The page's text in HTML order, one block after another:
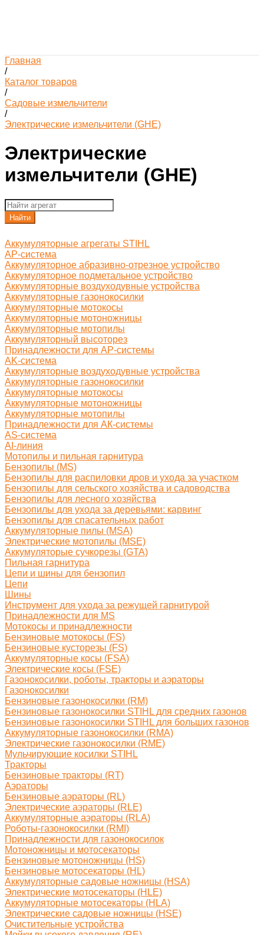
Главная
/
Каталог товаров
/
Садовые измельчители
/
Электрические измельчители (GHE)
Электрические
измельчители (GHE)
Найти
Аккумуляторные агрегаты STIHL
AP-система
Аккумуляторное абразивно-отрезное устройство
Аккумуляторное подметальное устройство
Аккумуляторные воздуходувные устройства
Аккумуляторные газонокосилки
Аккумуляторные мотокосы
Аккумуляторные мотоножницы
Аккумуляторные мотопилы
Аккумуляторный высоторез
Принадлежности для AP-системы
AK-система
Аккумуляторные воздуходувные устройства
Аккумуляторные газонокосилки
Аккумуляторные мотокосы
Аккумуляторные мотоножницы
Аккумуляторные мотопилы
Принадлежности для АК-системы
AS-система
AI-линия
Мотопилы и пильная гарнитура
Бензопилы (MS)
Бензопилы для распиловки дров и ухода за участком
Бензопилы для сельского хозяйства и садоводства
Бензопилы для лесного хозяйства
Бензопилы для ухода за деревьями: карвинг
Бензопилы для спасательных работ
Аккумуляторные пилы (MSA)
Электрические мотопилы (MSE)
Аккумуляторые сучкорезы (GTA)
Пильная гарнитура
Цепи и шины для бензопил
Цепи
Шины
Инструмент для ухода за режущей гарнитурой
Принадлежности для MS
Мотокосы и принадлежности
Бензиновые мотокосы (FS)
Бензиновые кусторезы (FS)
Аккумуляторные косы (FSA)
Электрические косы (FSE)
Газонокосилки, роботы, тракторы и аэраторы
Газонокосилки
Бензиновые газонокосилки (RM)
Бензиновые газонокосилки STIHL для средних газонов
Бензиновые газонокосилки STIHL для больших газонов
Аккумуляторные газонокосилки (RMA)
Электрические газонокосилки (RME)
Мульчирующие косилки STIHL
Тракторы
Бензиновые тракторы (RT)
Аэраторы
Бензиновые аэраторы (RL)
Электрические аэраторы (RLE)
Аккумуляторные аэраторы (RLA)
Роботы-газонокосилки (RMI)
Принадлежности для газонокосилок
Мотоножницы и мотосекаторы
Бензиновые мотоножницы (HS)
Бензиновые мотосекаторы (HL)
Аккумуляторные садовые ножницы (HSA)
Электрические мотосекаторы (HLE)
Аккумуляторные мотосекаторы (HLA)
Электрические садовые ножницы (HSE)
Очистительные устройства